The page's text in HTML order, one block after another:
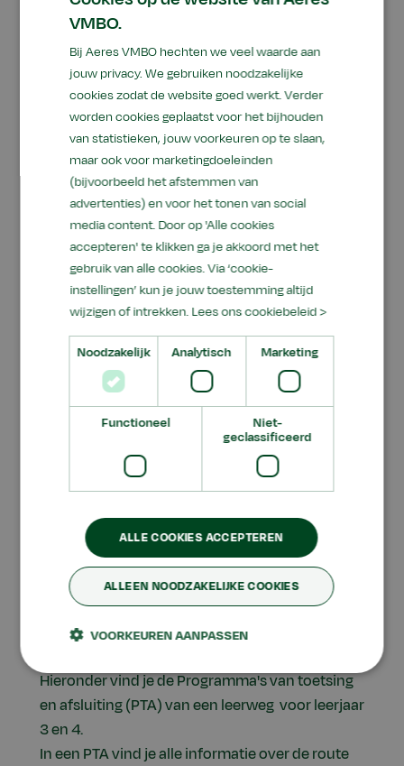
Programma toetsing
onderbouw (PTO)
Hieronder staan de toetsplannen voor leerjaar 1
en 2 (onderbouw). In het PTO staat wat je leert
en hoe je wordt getoetst.
PTO onderbouw basisberoepsgerichte
leerweg (bb) 2025 - 2026
PTO onderbouw kaderberoepsgerichte
leerweg (kb) 2025 - 2026
PTO onderbouw gemengde leerweg (gl)
2025 - 2026
Programma van toetsing
en afsluiting (PTA)
Hieronder vind je de Programma's van toetsing
en afsluiting (PTA) van een leerweg voor leerjaar
3 en 4.
In een PTA vind je alle informatie over de route
VMBO.
Bij Aeres VMBO hechten we veel waarde aan
jouw privacy. We gebruiken noodzakelijke
cookies zodat de website goed werkt. Verder
worden cookies geplaatst voor het bijhouden
van statistieken, jouw voorkeuren op te slaan,
maar ook voor marketingdoeleinden
(bijvoorbeeld het afstemmen van
advertenties) en voor het tonen van social
media content. Door op 'Alle cookies
accepteren' te klikken ga je akkoord met het
gebruik van alle cookies. Via ‘cookie-
instellingen’ kun je jouw toestemming altijd
wijzigen of intrekken. Lees ons cookiebeleid >
Noodzakelijk Analytisch Marketing
Functioneel
Niet-
geclassificeerd
ALLE COOKIES ACCEPTEREN
ALLEEN NOODZAKELIJKE COOKIES
VOORKEUREN AANPASSEN